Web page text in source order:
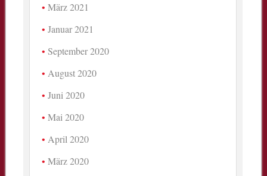
März 2021
Januar 2021
September 2020
August 2020
Juni 2020
Mai 2020
April 2020
März 2020